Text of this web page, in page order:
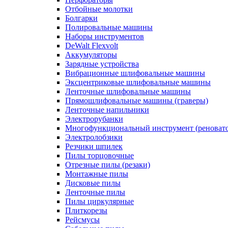
Отбойные молотки
Болгарки
Полировальные машины
Наборы инструментов
DeWalt Flexvolt
Аккумуляторы
Зарядные устройства
Вибрационные шлифовальные машины
Эксцентриковые шлифовальные машины
Ленточные шлифовальные машины
Прямошлифовальные машины (граверы)
Ленточные напильники
Электрорубанки
Многофункциональный инструмент
Электролобзики
Резчики шпилек
Пилы торцовочные
Отрезные пилы (резаки)
Монтажные пилы
Дисковые пилы
Ленточные пилы
Пилы циркулярные
Плиткорезы
Рейсмусы